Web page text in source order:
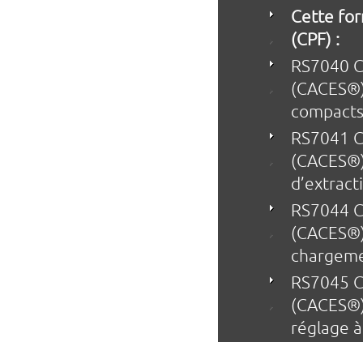
Cette
(CPF) :
RS7040
compacts
RS7041
RS7044
RS7045
réglage